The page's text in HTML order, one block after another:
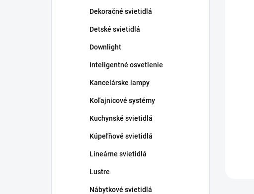
Dekoračné svietidlá
Detské svietidlá
Downlight
Inteligentné osvetlenie
Kancelárske lampy
Koľajnicové systémy
Kuchynské svietidlá
Kúpeľňové svietidlá
Lineárne svietidlá
Lustre
Nábytkové svietidlá